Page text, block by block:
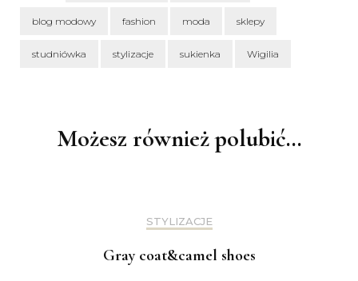
blog modowy fashion moda sklepy
studniówka stylizacje sukienka Wigilia
Możesz również polubić…
STYLIZACJE
Gray coat&camel shoes